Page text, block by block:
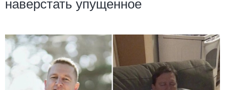
наверстать упущенное